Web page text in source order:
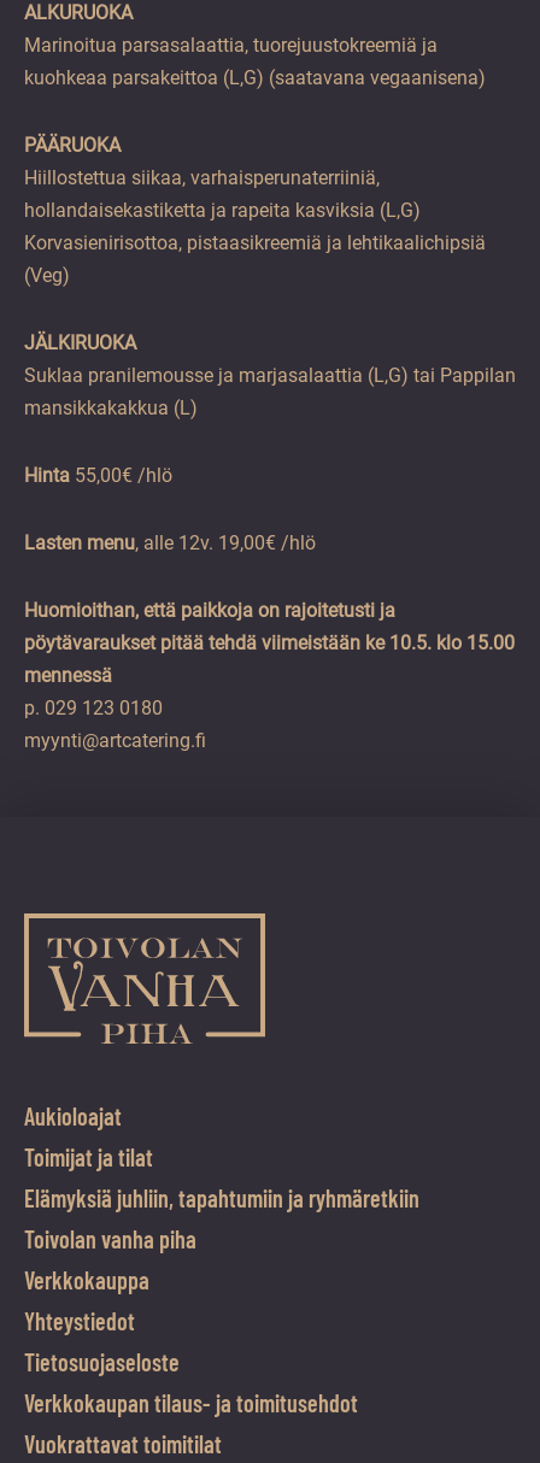
ALKURUOKA
Marinoitua parsasalaattia, tuorejuustokreemiä ja
kuohkeaa parsakeittoa (L,G) (saatavana vegaanisena)
PÄÄRUOKA
Hiillostettua siikaa, varhaisperunaterriiniä,
hollandaisekastiketta ja rapeita kasviksia (L,G)
Korvasienirisottoa, pistaasikreemiä ja lehtikaalichipsiä
(Veg)
JÄLKIRUOKA
Suklaa pranilemousse ja marjasalaattia (L,G) tai Pappilan
mansikkakakkua (L)
Hinta 55,00€ /hlö
Lasten menu, alle 12v. 19,00€ /hlö
Huomioithan, että paikkoja on rajoitetusti ja
pöytävaraukset pitää tehdä viimeistään ke 10.5. klo 15.00
mennessä
p. 029 123 0180
myynti@artcatering.fi
Aukioloajat
Toimijat ja tilat
Elämyksiä juhliin, tapahtumiin ja ryhmäretkiin
Toivolan vanha piha
Verkkokauppa
Yhteystiedot
Tietosuojaseloste
Verkkokaupan tilaus- ja toimitusehdot
Vuokrattavat toimitilat